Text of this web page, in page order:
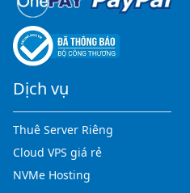
Dịch vụ
Thuê Server Riêng
Cloud VPS giá rẻ
NVMe Hosting